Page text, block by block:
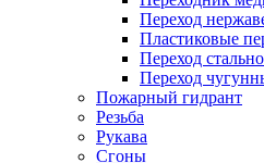
Переход
Пластиковые
Переход
Переход
Пожарный гидрант
Резьба
Рукава
Сгоны